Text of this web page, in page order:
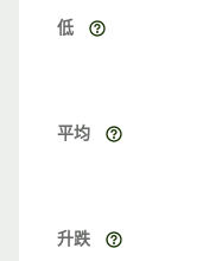
低
平均
升跌